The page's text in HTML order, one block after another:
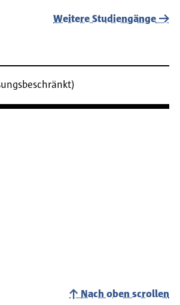
Weitere Studiengänge
Nach oben scrollen